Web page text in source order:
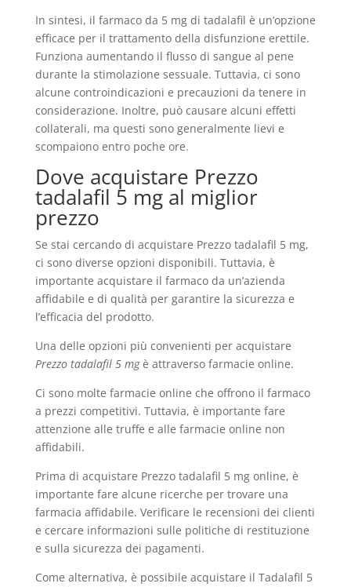
In sintesi, il farmaco da 5 mg di tadalafil è un’opzione
efficace per il trattamento della disfunzione erettile.
Funziona aumentando il flusso di sangue al pene
durante la stimolazione sessuale. Tuttavia, ci sono
alcune controindicazioni e precauzioni da tenere in
considerazione. Inoltre, può causare alcuni effetti
collaterali, ma questi sono generalmente lievi e
scompaiono entro poche ore.
Dove acquistare Prezzo
tadalafil 5 mg al miglior
prezzo
Se stai cercando di acquistare Prezzo tadalafil 5 mg,
ci sono diverse opzioni disponibili. Tuttavia, è
importante acquistare il farmaco da un’azienda
affidabile e di qualità per garantire la sicurezza e
l’efficacia del prodotto.
Una delle opzioni più convenienti per acquistare
Prezzo tadalafil 5 mgè attraverso farmacie online.
Ci sono molte farmacie online che offrono il farmaco
a prezzi competitivi. Tuttavia, è importante fare
attenzione alle truffe e alle farmacie online non
affidabili.
Prima di acquistare Prezzo tadalafil 5 mg online, è
importante fare alcune ricerche per trovare una
farmacia affidabile. Verificare le recensioni dei clienti
e cercare informazioni sulle politiche di restituzione
e sulla sicurezza dei pagamenti.
Come alternativa, è possibile acquistare il Tadalafil 5